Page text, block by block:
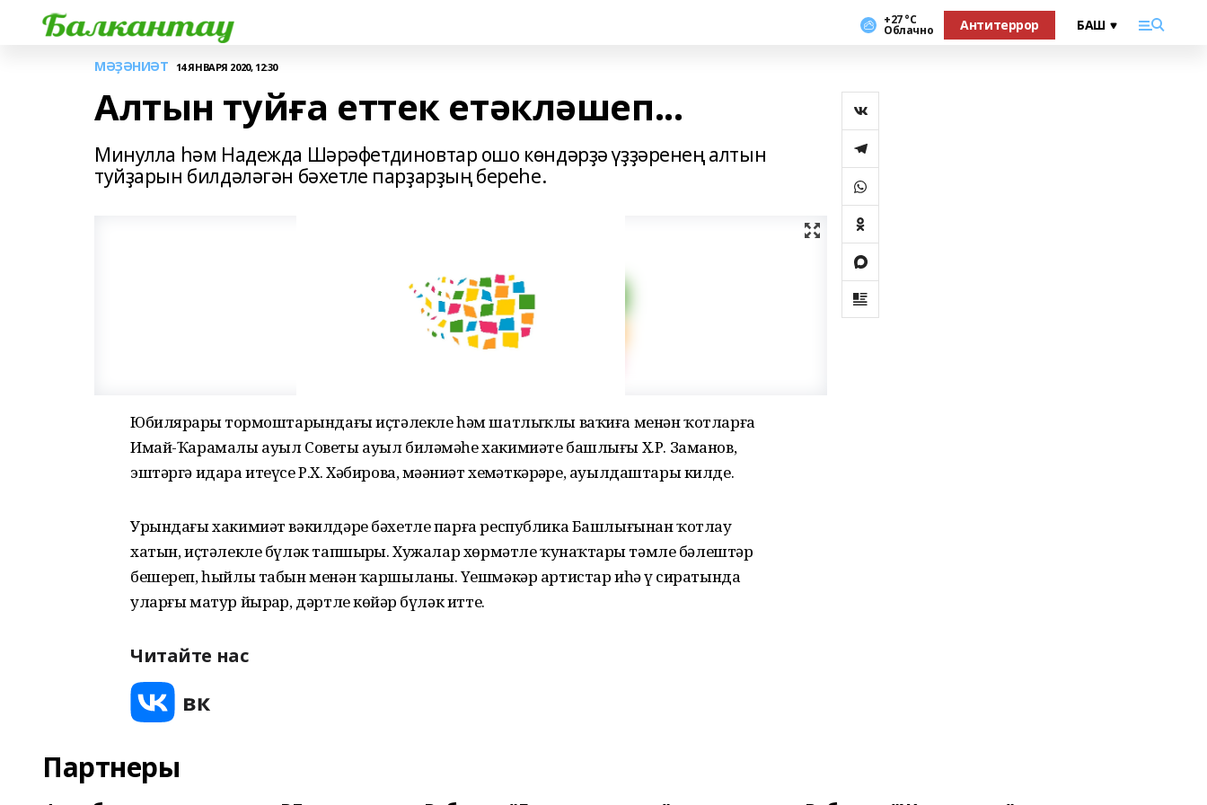
+27 °С
Облачно Антитеррор
МӘҘӘНИӘТ 14 ЯНВАРЯ 2020, 12:30
Алтын туйға еттек етәкләшеп...
Минулла һәм Надежда Шәрәфетдиновтар ошо көндәрҙә үҙҙәренең алтын
туйҙарын билдәләгән бәхетле парҙарҙың береһе.
Юбилярҙарҙы тормоштарындағы иҫтәлекле һәм шатлыҡлы ваҡиға менән ҡотларға
Имай-Ҡарамалы ауыл Советы ауыл биләмәһе хакимиәте башлығы Х.Р. Заманов,
эштәргә идара итеүсе Р.Х. Хәбирова, мәҙәниәт хеҙмәткәрҙәре, ауылдаштары килде.
Урындағы хакимиәт вәкилдәре бәхетле парға республика Башлығынан ҡотлау
хатын, иҫтәлекле бүләк тапшырҙы. Хужалар хөрмәтле ҡунаҡтарҙы тәмле бәлештәр
бешереп, һыйлы табын менән ҡаршыланы. Үҙешмәкәр артистар иһә үҙ сиратында
уларғы матур йырҙар, дәртле көйҙәр бүләк итте.
Читайте нас
Партнеры